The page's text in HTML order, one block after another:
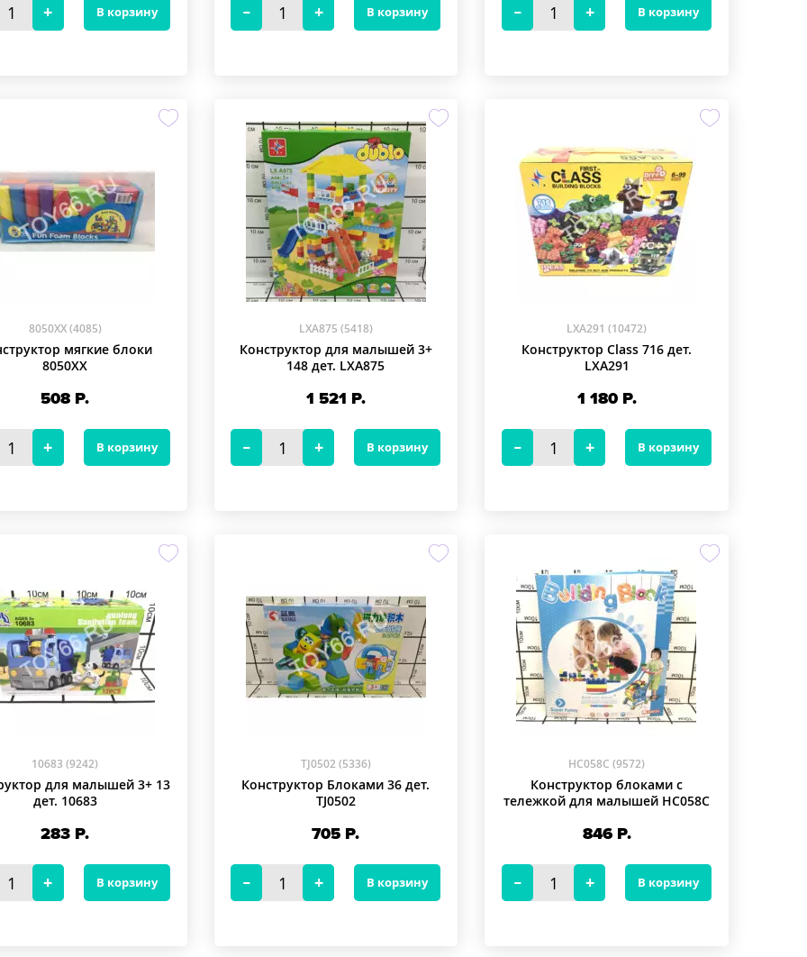
В корзину В корзину В корзину
8050XX (4085)
мягкие блоки
8050XX
508 Р.
В корзину
LXA875 (5418)
Конструктор для малышей 3+
148 дет. LXA875
1 521 Р.
В корзину
LXA291 (10472)
Конструктор Class 716 дет.
LXA291
1 180Р.
В корзину
10683 (9242)
для малышей 3+ 13
дет. 10683
283 Р.
В корзину
TJ0502 (5336)
Конструктор Блоками 36 дет.
TJ0502
705 Р.
В корзину
HC058C (9572)
Конструктор блоками с
тележкой для малышей HC058C
846Р.
В корзину